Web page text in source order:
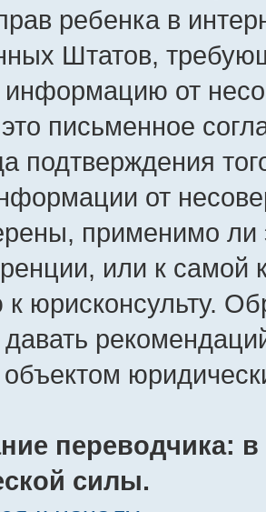
ребенка в
Штатов,
информацию от
письменное
подтверждения
от
применимо ли
или к самой
юрисконсульту.
объектом
переводчика:
силы.